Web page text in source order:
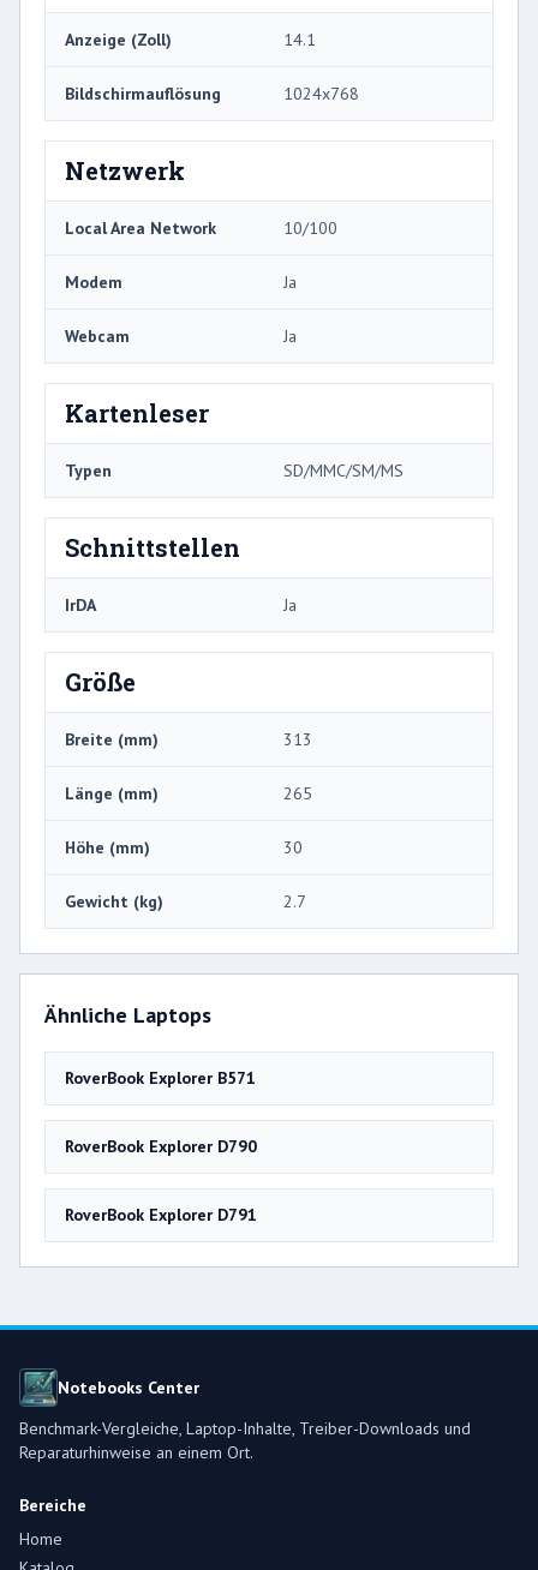
Anzeige (Zoll) 14.1
Bildschirmauflösung 1024x768
Netzwerk
Local Area Network 10/100
Modem Ja
Webcam Ja
Kartenleser
Typen SD/MMC/SM/MS
Schnittstellen
IrDA Ja
Größe
Breite (mm) 313
Länge (mm) 265
Höhe (mm) 30
Gewicht (kg) 2.7
Ähnliche Laptops
RoverBook Explorer B571
RoverBook Explorer D790
RoverBook Explorer D791
Notebooks Center
Benchmark-Vergleiche, Laptop-Inhalte, Treiber-Downloads und
Reparaturhinweise an einem Ort.
Bereiche
Home